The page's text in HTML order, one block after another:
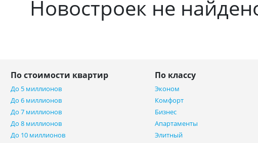
Новостроек не
По стоимости квартир
До 5 миллионов
До 6 миллионов
До 7 миллионов
До 8 миллионов
До 10 миллионов
По классу
Эконом
Комфорт
Бизнес
Апартаменты
Элитный